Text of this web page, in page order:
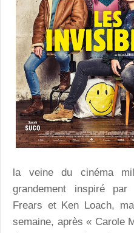
la veine du cinéma
grandement inspiré
Frears et Ken Loach,
semaine, après « Carole